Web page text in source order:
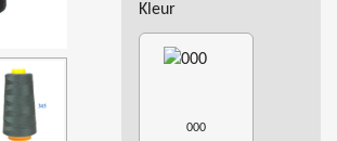
Kleur
000